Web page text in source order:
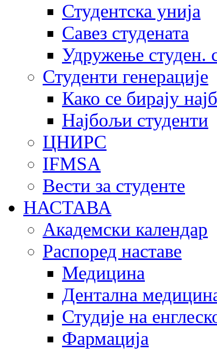
Студентска унија
Савез студената
Удружење студен.
Студенти генерације
Како се бирају
Најбољи студенти
ЦНИРС
IFMSA
Вести за студенте
НАСТАВА
Академски календар
Распоред наставе
Медицина
Дентална
Студије на
Фармација